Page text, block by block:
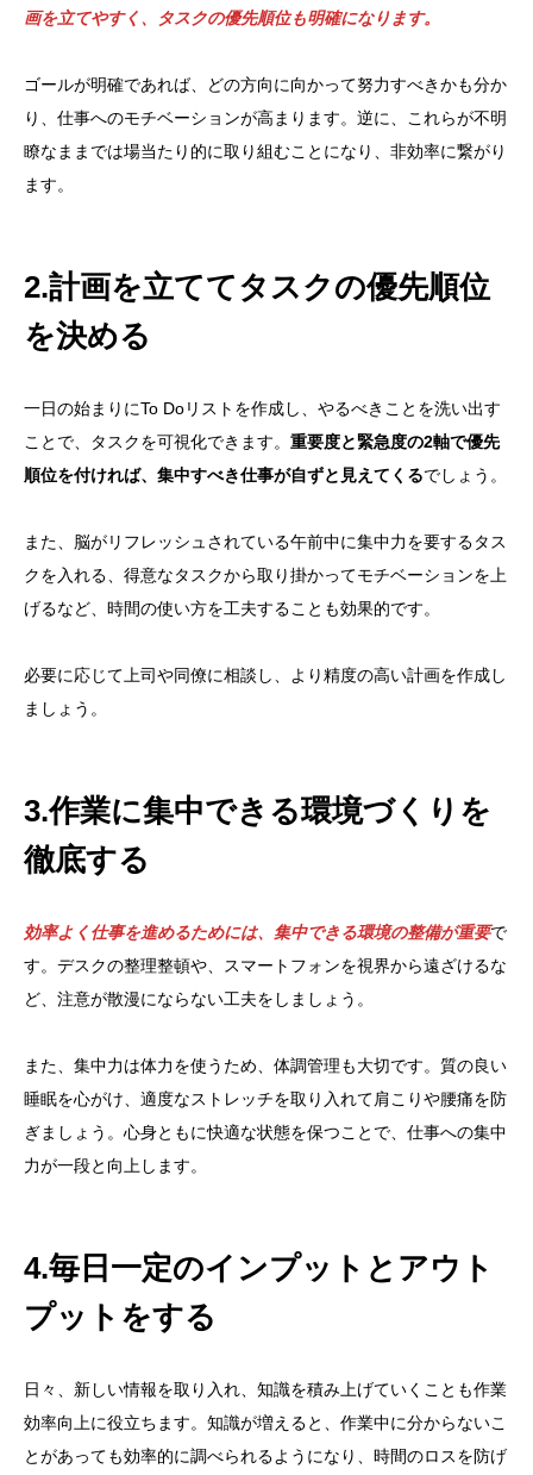
画を立てやすく、タスクの優先順位も明確になります。
ゴールが明確であれば、どの方向に向かって努力すべきかも分か
り、仕事へのモチベーションが高まります。逆に、これらが不明
瞭なままでは場当たり的に取り組むことになり、非効率に繋がり
ます。
2.計画を立ててタスクの優先順位
を決める
一日の始まりにTo Doリストを作成し、やるべきことを洗い出す
ことで、タスクを可視化できます。 重要度と緊急度の2軸で優先
順位を付ければ、集中すべき仕事が自ずと見えてくるでしょう。
また、脳がリフレッシュされている午前中に集中力を要するタス
クを入れる、得意なタスクから取り掛かってモチベーションを上
げるなど、時間の使い方を工夫することも効果的です。
必要に応じて上司や同僚に相談し、より精度の高い計画を作成し
ましょう。
3.作業に集中できる環境づくりを
徹底する
効率よく仕事を進めるためには、集中できる環境の整備が重要で
す。デスクの整理整頓や、スマートフォンを視界から遠ざけるな
ど、注意が散漫にならない工夫をしましょう。
また、集中力は体力を使うため、体調管理も大切です。質の良い
睡眠を心がけ、適度なストレッチを取り入れて肩こりや腰痛を防
ぎましょう。心身ともに快適な状態を保つことで、仕事への集中
力が一段と向上します。
4.毎日一定のインプットとアウト
プットをする
日々、新しい情報を取り入れ、知識を積み上げていくことも作業
効率向上に役立ちます。知識が増えると、作業中に分からないこ
とがあっても効率的に調べられるようになり、時間のロスを防げ